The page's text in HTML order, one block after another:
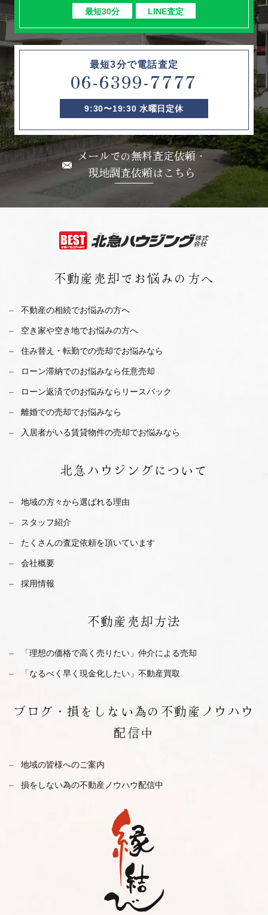
最短30分
LINE査定
最短3分で電話査定
06-6399-7777
9:30〜19:30 水曜日定休
メールでの無料査定依頼・
現地調査依頼はこちら
不動産売却で お悩みの方へ
不動産の相続でお悩みの方へ
空き家や空き地でお悩みの方へ
住み替え・転勤での売却でお悩みなら
ローン滞納でのお悩みなら任意売却
ローン返済でのお悩みならリースバック
離婚での売却でお悩みなら
入居者がいる賃貸物件の売却でお悩みなら
北急ハウジングについて
地域の方々から選ばれる理由
スタッフ紹介
たくさんの査定依頼を頂いています
会社概要
採用情報
不動産 売却方法
「理想の価格で高く売りたい」仲介による売却
「なるべく早く現金化したい」不動産買取
ブログ・ 損をしない為の不動産ノウハウ
配信中
地域の皆様へのご案内
損をしない為の不動産ノウハウ配信中